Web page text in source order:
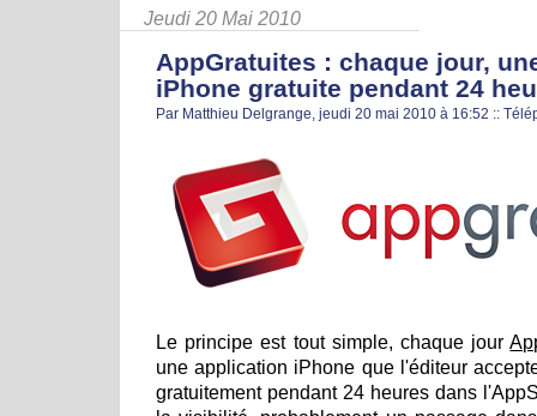
Jeudi 20 Mai 2010
AppGratuites : chaque jour,
iPhone gratuite pendant 24
Par Matthieu Delgrange, jeudi 20 mai 2010 à 16:52 ::
Le principe est tout simple, chaque jour
une application iPhone que l'éditeur
gratuitement pendant 24 heures dans